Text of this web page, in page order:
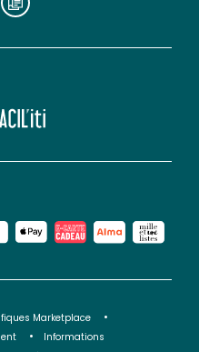
Marketplace
Informations